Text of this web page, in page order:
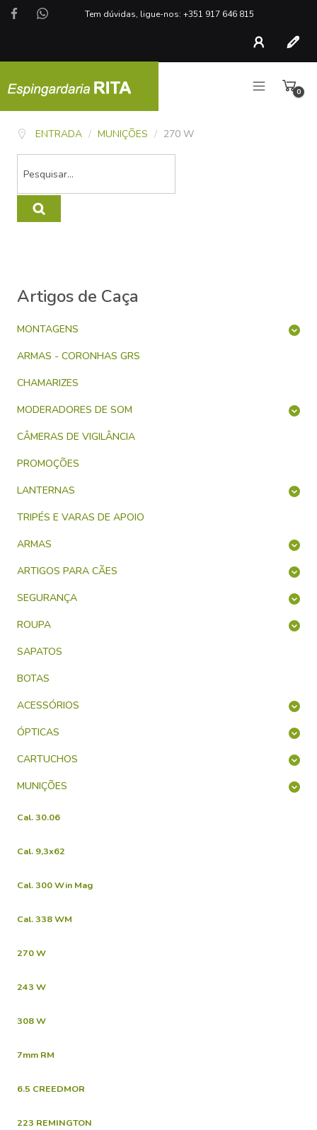
Tem dúvidas, ligue-nos: +351 917 646 815
0
ENTRADA / MUNIÇÕES / 270 W
Artigos de Caça
MONTAGENS
ARMAS - CORONHAS GRS
CHAMARIZES
MODERADORES DE SOM
CÂMERAS DE VIGILÂNCIA
PROMOÇÕES
LANTERNAS
TRIPÉS E VARAS DE APOIO
ARMAS
ARTIGOS PARA CÃES
SEGURANÇA
ROUPA
SAPATOS
BOTAS
ACESSÓRIOS
ÓPTICAS
CARTUCHOS
MUNIÇÕES
Cal. 30.06
Cal. 9,3x62
Cal. 300 Win Mag
Cal. 338 WM
270 W
243 W
308 W
7mm RM
6.5 CREEDMOR
223 REMINGTON